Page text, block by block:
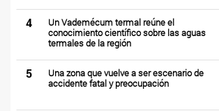
4
Un Vademécum termal reúne el
conocimiento científico sobre las aguas
termales de la región
5
Una zona que vuelve a ser escenario de
accidente fatal y preocupación